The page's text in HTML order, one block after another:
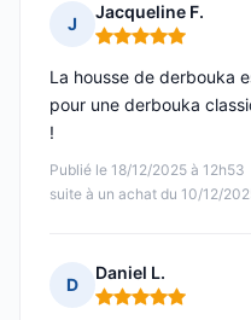
J
Jacqueline F.
Note : 5 sur 5
Publié le 18/12/2025 à 12h53
suite à un achat du 10/12/
La housse de derbouka
pour une derbouka
!
D
Daniel L.
Note : 5 sur 5